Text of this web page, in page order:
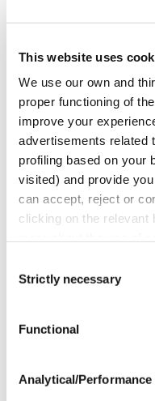
This website uses
We use our own and
proper functioning of
improve your
advertisements related
profiling based on your
visited) and provide
can accept, reject or
clicking on the relevant
Selection
Strictly necessary
Functional
Analytical/Performance
** ausgenommen
Zuschläge)
Zuschläge
Telefonisches Avis
Gefahrgut-Zuschlag
Direktversand-
Gewichtszuschlag ab